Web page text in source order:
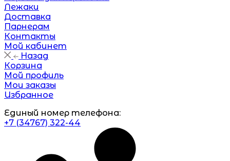
Лежаки
Доставка
Парнерам
Контакты
Мой кабинет
Назад
Корзина
Мой профиль
Мои заказы
Избранное
Единый номер телефона:
+7 (34767) 322-44